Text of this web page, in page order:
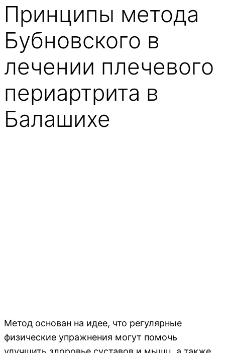
Принципы метода
Бубновского в
лечении плечевого
периартрита в
Балашихе
Метод основан на идее, что регулярные
физические упражнения могут помочь